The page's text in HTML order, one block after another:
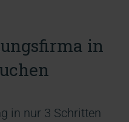
in
in nur 3 Schritten